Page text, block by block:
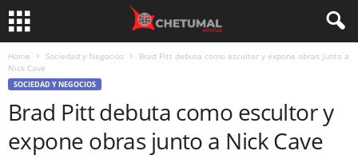
Home Sociedad y Negocios
Brad Pitt debuta como escultor y expone obras junto a
Nick Cave
SOCIEDAD Y NEGOCIOS
Brad Pitt debuta como escultor y
expone obras junto a Nick Cave